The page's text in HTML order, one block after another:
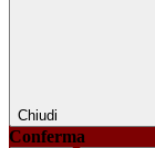
Chiudi
Conferma